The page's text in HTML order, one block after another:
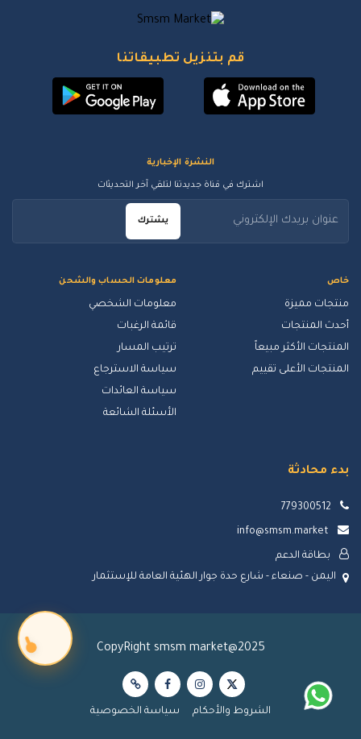
قم بتنزيل تطبيقاتنا
خاص
منتجات مميزة
أحدث المنتجات
المنتجات الأكثر مبيعاً
المنتجات الأعلى تقييم
معلومات الحساب والشحن
معلومات الشخصي
قائمة الرغبات
ترتيب المسار
سياسة الاسترجاع
سياسة العائدات
الأسئلة الشائعة
النشرة الإخبارية
اشترك في قناة جديدتنا لتلقي آخر التحديثات
يشترك
بدء محادثة
779300512
info@smsm.market
بطاقة الدعم
اليمن - صنعاء - شارع حدة جوار الهئية العامة للإستثمار
CopyRight smsm market@2025
الشروط والأحكام سياسة الخصوصية